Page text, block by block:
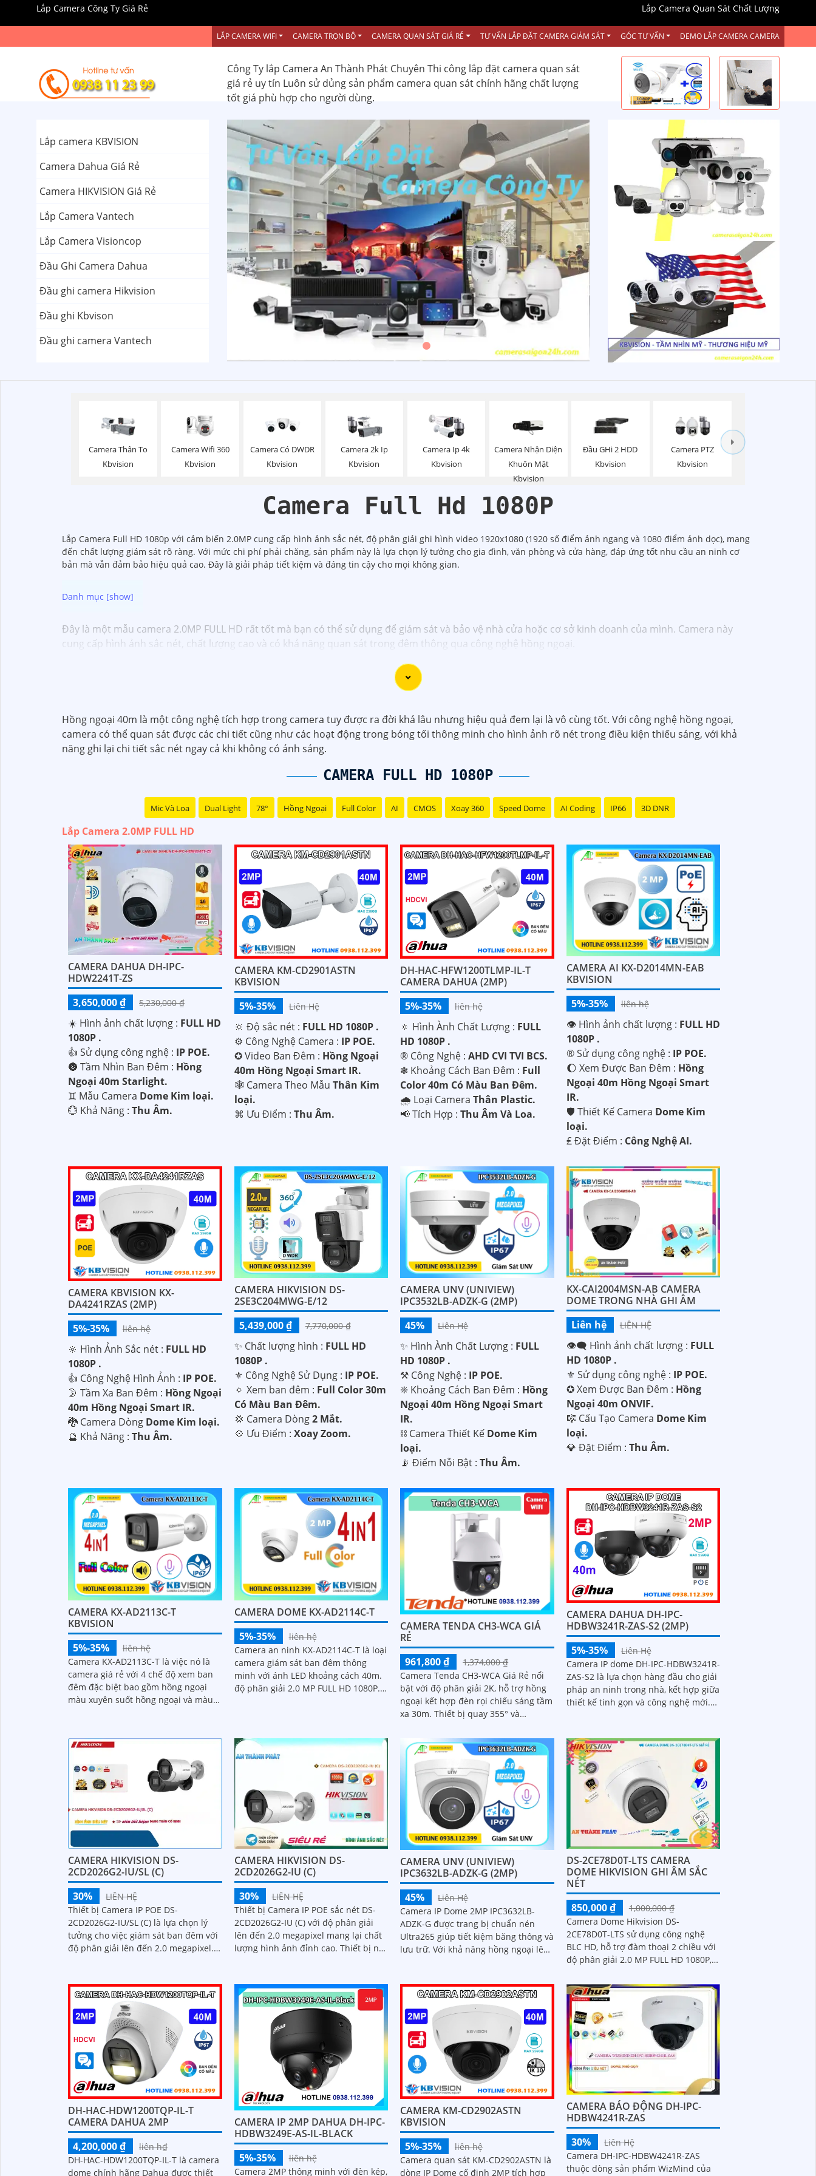
Lắp Camera Công Ty Giá Rẻ Lắp Camera Quan Sát Chất Lượng
LẮP CAMERA WIFI CAMERA TRỌN BỘ CAMERA QUAN SÁT GIÁ RẺ TƯ VẤN LẮP ĐẶT CAMERA GIÁM SÁT GÓC TƯ VẤN DEMO LẮP CAMERA CAMERA
Công Ty lắp Camera An Thành Phát Chuyên Thi công lắp đặt camera quan sát
giá rẻ uy tín Luôn sử dủng sản phẩm camera quan sát chính hãng chất lượng
tốt giá phù hợp cho người dùng.
Lắp camera KBVISION
Camera Dahua Giá Rẻ
Camera HIKVISION Giá Rẻ
Lắp Camera Vantech
Lắp Camera Visioncop
Đầu Ghi Camera Dahua
Đầu ghi camera Hikvision
Đầu ghi Kbvison
Đầu ghi camera Vantech
Camera Thân To
Kbvision
Camera Wifi 360
Kbvision
Camera Có DWDR
Kbvision
Camera 2k Ip
Kbvision
Camera Ip 4k
Kbvision
Camera Nhận Diện
Khuôn Mặt
Kbvision
Đầu GHi 2 HDD
Kbvision
Camera PTZ
Kbvision
Camera Full Hd 1080P
Lắp Camera Full HD 1080p với cảm biến 2.0MP cung cấp hình ảnh sắc nét, độ phân giải ghi hình video 1920x1080 (1920 số điểm ảnh ngang và 1080 điểm ảnh dọc), mang
đến chất lượng giám sát rõ ràng. Với mức chi phí phải chăng, sản phẩm này là lựa chọn lý tưởng cho gia đình, văn phòng và cửa hàng, đáp ứng tốt nhu cầu an ninh cơ
bản mà vẫn đảm bảo hiệu quả cao. Đây là giải pháp tiết kiệm và đáng tin cậy cho mọi không gian.
Đây là một mẫu camera 2.0MP FULL HD rất tốt mà bạn có thể sử dụng để giám sát và bảo vệ nhà cửa hoặc cơ sở kinh doanh của mình. Camera này
cung cấp hình ảnh sắc nét, chất lượng cao và có khả năng quan sát trong đêm thông qua công nghệ hồng ngoại.
- Độ phân giải: 2.0MP FULL HD- Chất lượng hình ảnh: Sắc nét, chất lượng cao- Công nghệ hồng ngoại: Có khả năng quan sát trong đêm- Kết nối: Dây cáp,
hoặc không dây tùy chọn- Ứng dụng điều khiển: Có thể kết nối với smartphone để xem qua mạng internet từ xa- Chức năng cảnh báo: Có thể cài đặt
Với những tính năng trên, camera 2.0MP FULL HD sẽ là sự lựa chọn tốt để nâng cao an toàn an ninh cho gia đình và công việc của bạn. Bạn có thể tìm
mua sản phẩm này tại các cửa hàng điện tử hoặc trên các trang mạng chuyên về thiết bị an ninh.
Hồng ngoại 40m là một công nghệ tích hợp trong camera tuy được ra đời khá lâu nhưng hiệu quả đem lại là vô cùng tốt. Với công nghệ hồng ngoại,
camera có thể quan sát được các chi tiết cũng như các hoạt động trong bóng tối thông minh cho hình ảnh rõ nét trong điều kiện thiếu sáng, với khả
năng ghi lại chi tiết sắc nét ngay cả khi không có ánh sáng.
CAMERA FULL HD 1080P
Mic Và Loa Dual Light 78° Hồng Ngoại Full Color AI CMOS Xoay 360 Speed Dome AI Coding IP66 3D DNR
Lắp Camera 2.0MP FULL HD
CAMERA DAHUA DH-IPC-
HDW2241T-ZS
3,650,000 ₫
5,230,000 ₫
☀️ Hình ảnh chất lượng : FULL HD
1080P .
👍 Sử dụng công nghệ : IP POE.
🌚 Tầm Nhìn Ban Đêm : Hồng
Ngoại 40m Starlight.
♊ Mẫu Camera Dome Kim loại.
️💮 Khả Năng : Thu Âm.
CAMERA KM-CD2901ASTN
KBVISION
5%-35%
Liên Hệ
🔆 Độ sắc nét : FULL HD 1080P .
⚙ Công Nghệ Camera : IP POE.
✪ Video Ban Đêm : Hồng Ngoại
40m Hồng Ngoại Smart IR.
🕸️ Camera Theo Mẫu Thân Kim
loại.
️⌘ Ưu Điểm : Thu Âm.
DH-HAC-HFW1200TLMP-IL-T
CAMERA DAHUA (2MP)
5%-35%
liên hệ
🔅 Hình Ành Chất Lượng : FULL
HD 1080P .
®️ Công Nghệ :AHD CVI TVI BCS.
❃ Khoảng Cách Ban Đêm : Full
Color 40m Có Màu Ban Ðêm.
🌧️ Loại CameraThân Plastic.
️📢 Tích Hợp :Thu Âm Và Loa.
CAMERA AI KX-D2014MN-EAB
KBVISION
5%-35%
liên hệ
👁 Hình ảnh chất lượng : FULL HD
1080P .
®️ Sử dụng công nghệ : IP POE.
🌔 Xem Được Ban Đêm : Hồng
Ngoại 40m Hồng Ngoại Smart
IR.
🛡 Thiết Kế Camera Dome Kim
loại.
️₤ Đặt Điểm : Công Nghệ AI.
CAMERA KBVISION KX-
DA4241RZAS (2MP)
5%-35%
liên hệ
🔆 Hình Ảnh Sắc nét : FULL HD
1080P .
👍 Công Nghệ Hình Ảnh : IP POE.
🌛 Tầm Xa Ban Đêm : Hồng Ngoại
40m Hồng Ngoại Smart IR.
🐉️ Camera Dòng Dome Kim loại.
️🔮 Khả Năng : Thu Âm.
CAMERA HIKVISION DS-
2SE3C204MWG-E/12
5,439,000 ₫
7,770,000 ₫
✨ Chất lượng hình : FULL HD
1080P .
⚜️ Công Nghệ Sử Dụng : IP POE.
🔅 Xem ban đêm : Full Color 30m
Có Màu Ban Ðêm.
💢 Camera Dòng2 Mắt.
️💠 Ưu Điểm : Xoay Zoom.
CAMERA UNV (UNIVIEW)
IPC3532LB-ADZK-G (2MP)
45%
Liên Hệ
✨ Hình Ành Chất Lượng : FULL
HD 1080P .
⚒ Công Nghệ : IP POE.
❈ Khoảng Cách Ban Đêm : Hồng
Ngoại 40m Hồng Ngoại Smart
IR.
⛓ Camera Thiết Kế Dome Kim
loại.
️📡 Điểm Nỗi Bật :Thu Âm.
KX-CAI2004MSN-AB CAMERA
DOME TRONG NHÀ GHI ÂM
Liên hệ
LIÊN HỆ
👁️‍🗨 Hình ảnh chất lượng : FULL
HD 1080P .
⚜️ Sử dụng công nghệ : IP POE.
✪ Xem Được Ban Đêm : Hồng
Ngoại 40m ONVIF.
🎼️ Cấu Tạo Camera Dome Kim
loại.
️💎 Đặt Điểm : Thu Âm.
CAMERA KX-AD2113C-T
KBVISION
5%-35%
liên hệ
Camera KX-AD2113C-T là việc nó là
camera giá rẻ với 4 chế độ xem ban
đêm đặc biệt bao gồm hồng ngoại
màu xuyên suốt hồng ngoại và màu
chống ngược sáng DWDR giúp thấy
rõ hơn trong môi trường ánh sáng
ngược
CAMERA DOME KX-AD2114C-T
5%-35%
liên hệ
Camera an ninh KX-AD2114C-T là loại
camera giám sát ban đêm thông
minh với ánh LED khoảng cách 40m.
độ phân giải 2.0 MP FULL HD 1080P.
CAMERA TENDA CH3-WCA GIÁ
RẺ
961,800 ₫
1,374,000 ₫
Camera Tenda CH3-WCA Giá Rẻ nổi
bật với độ phân giải 2K, hỗ trợ hồng
ngoại kết hợp đèn rọi chiếu sáng tầm
xa 30m. Thiết bị quay 355° và
chuyển động, con người, phương tiện
CAMERA DAHUA DH-IPC-
HDBW3241R-ZAS-S2 (2MP)
5%-35%
Liên Hệ
Camera IP dome DH-IPC-HDBW3241R-
ZAS-S2 là lựa chọn hàng đầu cho giải
pháp an ninh trong nhà, kết hợp giữa
thiết kế tinh gọn và công nghệ mới.
cùng khả năng nhận diện chính xác
người và phương tiện, camera giúp
giám sát chính xác, giảm thiểu cảnh
báo sai, hỗ trợ khe thẻ nhớ lên đến
256GB và cấp nguồn PoE
CAMERA HIKVISION DS-
2CD2026G2-IU/SL (C)
30%
LIÊN HỆ
Thiết bị Camera IP POE DS-
2CD2026G2-IU/SL (C) là lựa chọn lý
tưởng cho việc giám sát ban đêm với
độ phân giải lên đến 2.0 megapixel.
CAMERA HIKVISION DS-
2CD2026G2-IU (C)
30%
LIÊN HỆ
Thiết bị Camera IP POE sắc nét DS-
2CD2026G2-IU (C) với độ phân giải
lên đến 2.0 megapixel mang lại chất
lượng hình ảnh đỉnh cao. Thiết bị này
CAMERA UNV (UNIVIEW)
IPC3632LB-ADZK-G (2MP)
45%
Liên Hệ
Camera IP Dome 2MP IPC3632LB-
ADZK-G được trang bị chuẩn nén
Ultra265 giúp tiết kiệm băng thông và
lưu trữ. Với khả năng hồng ngoại lên
chất lượng hình ảnh sắc nét dù trong
điều kiện ánh sáng yếu
DS-2CE78D0T-LTS CAMERA
DOME HIKVISION GHI ÂM SẮC
NÉT
850,000 ₫
1,000,000 ₫
Camera Dome Hikvision DS-
2CE78D0T-LTS sử dụng công nghệ
BLC HD, hỗ trợ đàm thoại 2 chiều với
độ phân giải 2.0 MP FULL HD 1080P,
DH-HAC-HDW1200TQP-IL-T
CAMERA DAHUA 2MP
4,200,000 ₫
liên h₫
DH-HAC-HDW1200TQP-IL-T là camera
dome chính hãng Dahua được thiết
CAMERA IP 2MP DAHUA DH-IPC-
HDBW3249E-AS-IL-BLACK
5%-35%
liên hệ
Camera 2MP thông minh với đèn kép,
CAMERA KM-CD2902ASTN
KBVISION
5%-35%
liên hệ
Camera quan sát KM-CD2902ASTN là
dòng IP Dome cố định 2MP tích hợp
CAMERA BÁO ĐỘNG DH-IPC-
HDBW4241R-ZAS
30%
Liên Hệ
Camera DH-IPC-HDBW4241R-ZAS
thuộc dòng sản phẩm WizMind của